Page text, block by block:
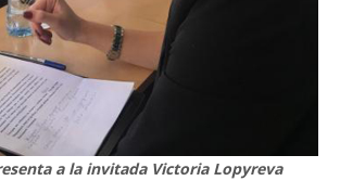
a la invitada Victoria Lopyreva